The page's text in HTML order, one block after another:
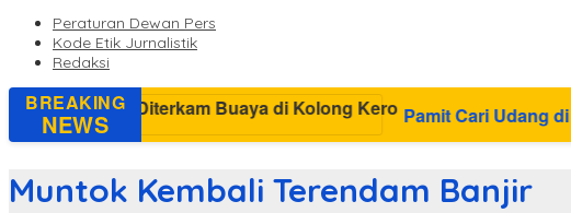
Peraturan Dewan Pers
Kode Etik Jurnalistik
Redaksi
BREAKING
NEWS Pamit Cari Udang di Belitung Timur
Muntok Kembali Terendam Banjir